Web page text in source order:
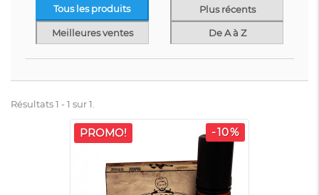
Tous les produits Plus récents
Meilleures ventes De A à Z
Résultats 1 - 1 sur 1.
PROMO! -10%